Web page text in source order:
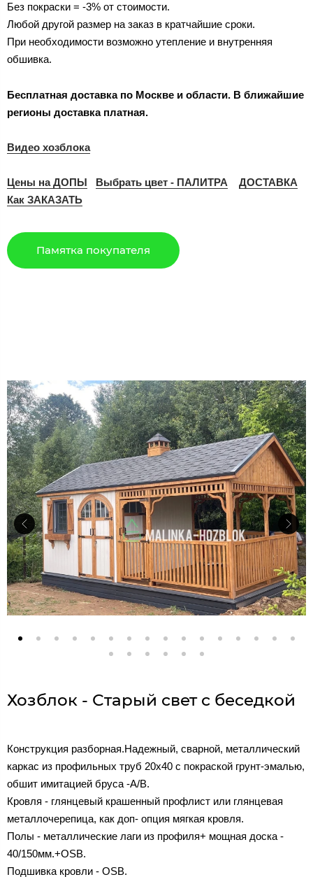
Без покраски = -3% от стоимости.
Любой другой размер на заказ в кратчайшие сроки.
При необходимости возможно утепление и внутренняя
обшивка.
Бесплатная доставка по Москве и области. В ближайшие
регионы доставка платная.
Видео хозблока
Цены на ДОПЫ Выбрать цвет - ПАЛИТРА
ДОСТАВКА
Как ЗАКАЗАТЬ
Памятка покупателя
Хозблок - Старый свет с беседкой
Конструкция разборная.Надежный, сварной, металлический
каркас из профильных труб 20х40 с покраской грунт-эмалью,
обшит имитацией бруса -A/B.
Кровля - глянцевый крашенный профлист или глянцевая
металлочерепица, как доп- опция мягкая кровля.
Полы - металлические лаги из профиля+ мощная доска -
40/150мм.+OSB.
Подшивка кровли - OSB.